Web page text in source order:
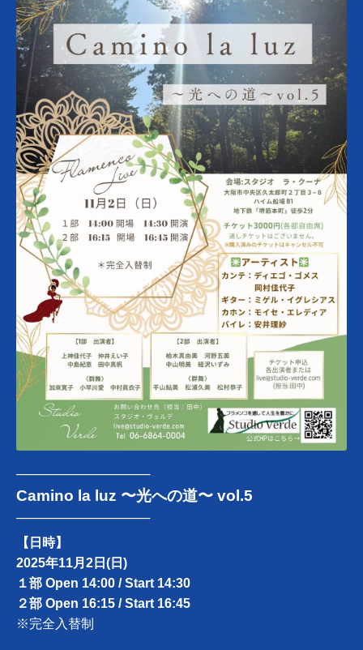
───────────────
Camino la luz 〜光への道〜 vol.5
───────────────
【日時】
2025年11月2日(日)
１部 Open 14:00 / Start 14:30
２部 Open 16:15 / Start 16:45
※完全入替制